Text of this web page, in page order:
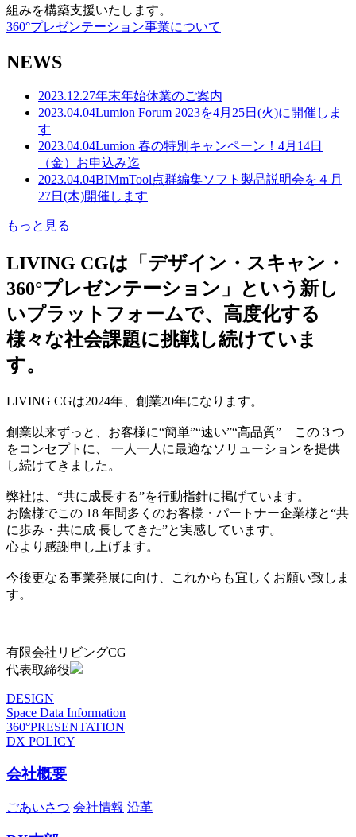
組みを構築支援いたします。
360°プレゼンテーション事業について
NEWS
2023.12.27年末年始休業のご案内
2023.04.04Lumion Forum 2023を4月25日(火)に開催しま
す
2023.04.04Lumion 春の特別キャンペーン！4月14日
（金）お申込み迄
2023.04.04BIMmTool点群編集ソフト製品説明会を４月
27日(木)開催します
もっと見る
LIVING CGは「デザイン・スキャン・
360°プレゼンテーション」という新し
いプラットフォームで、高度化する
様々な社会課題に挑戦し続けていま
す。
LIVING CGは2024年、創業20年になります。
創業以来ずっと、お客様に“簡単”“速い”“高品質” この３つ
をコンセプトに、 一人一人に最適なソリューションを提供
し続けてきました。
弊社は、“共に成長する”を行動指針に掲げています。
お陰様でこの 18 年間多くのお客様・パートナー企業様と“共
に歩み・共に成 長してきた”と実感しています。
心より感謝申し上げます。
今後更なる事業発展に向け、これからも宜しくお願い致しま
す。
有限会社リビングCG
代表取締役
DESIGN
Space Data Information
360°PRESENTATION
DX POLICY
会社概要
ごあいさつ 会社情報 沿革